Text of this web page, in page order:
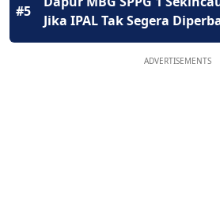
#5
Jika IPAL Tak Segera
ADVERTISEMENTS